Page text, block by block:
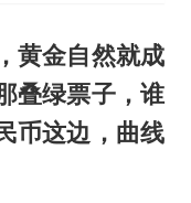
黄金自然就成
叠绿票子，谁
币这边，曲线